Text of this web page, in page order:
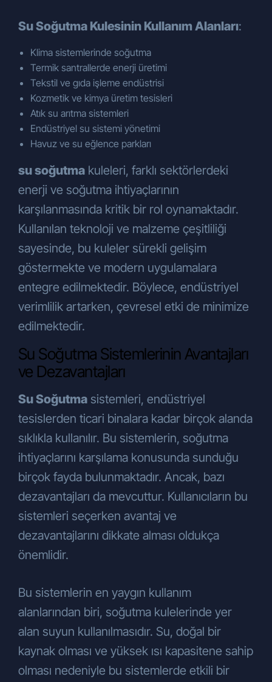
Su Soğutma Kulesinin Kullanım Alanları:
Klima sistemlerinde soğutma
Termik santrallerde enerji üretimi
Tekstil ve gıda işleme endüstrisi
Kozmetik ve kimya üretim tesisleri
Atık su arıtma sistemleri
Endüstriyel su sistemi yönetimi
Havuz ve su eğlence parkları
su soğutma kuleleri, farklı sektörlerdeki
enerji ve soğutma ihtiyaçlarının
karşılanmasında kritik bir rol oynamaktadır.
Kullanılan teknoloji ve malzeme çeşitliliği
sayesinde, bu kuleler sürekli gelişim
göstermekte ve modern uygulamalara
entegre edilmektedir. Böylece, endüstriyel
verimlilik artarken, çevresel etki de minimize
edilmektedir.
Su Soğutma Sistemlerinin Avantajları
ve Dezavantajları
Su Soğutma sistemleri, endüstriyel
tesislerden ticari binalara kadar birçok alanda
sıklıkla kullanılır. Bu sistemlerin, soğutma
ihtiyaçlarını karşılama konusunda sunduğu
birçok fayda bulunmaktadır. Ancak, bazı
dezavantajları da mevcuttur. Kullanıcıların bu
sistemleri seçerken avantaj ve
dezavantajlarını dikkate alması oldukça
önemlidir.
Bu sistemlerin en yaygın kullanım
alanlarından biri, soğutma kulelerinde yer
alan suyun kullanılmasıdır. Su, doğal bir
kaynak olması ve yüksek ısı kapasitene sahip
olması nedeniyle bu sistemlerde etkili bir